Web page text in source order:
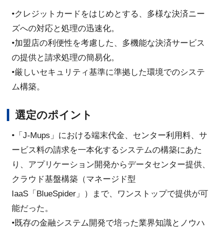
•クレジットカードをはじめとする、多様な決済ニー
ズへの対応と処理の迅速化。
•加盟店の利便性を考慮した、多機能な決済サービス
の提供と請求処理の簡易化。
•厳しいセキュリティ基準に準拠した環境でのシステ
ム構築。
選定のポイント
•「J-Mups」における端末代金、センター利用料、サ
ービス料の請求を一本化するシステムの構築にあた
り、アプリケーション開発からデータセンター提供、
クラウド基盤構築（マネージド型
IaaS「BlueSpider」）まで、ワンストップで提供が可
能だった。
•既存の金融システム開発で培った業界知識とノウハ